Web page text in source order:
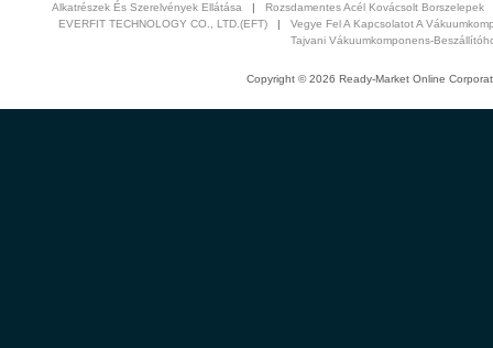
Alkatrészek És Szerelvények Ellátása
| Rozsdamentes Acél Kovácsolt Borszelepek
EVERFIT TECHNOLOGY CO., LTD.(EFT) |Vegye Fel A Kapcsolatot A
Tajvani Vákuumkomponens-
Copyright © 2026 Ready-Market Online